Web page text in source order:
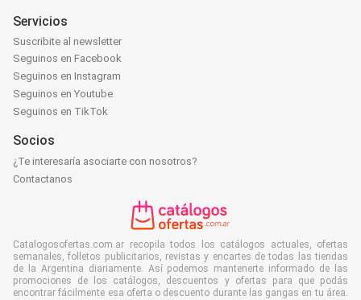
Servicios
Suscribite al newsletter
Seguinos en Facebook
Seguinos en Instagram
Seguinos en Youtube
Seguinos en TikTok
Socios
¿Te interesaría asociarte con nosotros?
Contactanos
Catalogosofertas.com.ar recopila todos los catálogos actuales, ofertas
semanales, folletos publicitarios, revistas y encartes de todas las tiendas
de la Argentina diariamente. Así podemos mantenerte informado de las
promociones de los catálogos, descuentos y ofertas para que podás
encontrar fácilmente esa oferta o descuento durante las gangas en tu área.